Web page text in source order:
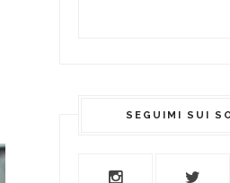
SEGUIMI SUI